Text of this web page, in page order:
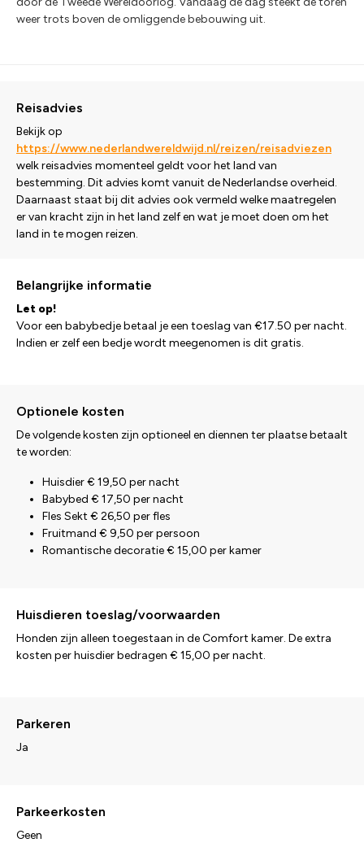
weer trots boven de omliggende bebouwing uit.
Reisadvies
Bekijk op
https://www.nederlandwereldwijd.nl/reizen/reisadviezen
welk reisadvies momenteel geldt voor het land van
bestemming. Dit advies komt vanuit de Nederlandse overheid.
Daarnaast staat bij dit advies ook vermeld welke maatregelen
er van kracht zijn in het land zelf en wat je moet doen om het
land in te mogen reizen.
Belangrijke informatie
Let op!
Voor een babybedje betaal je een toeslag van €17.50 per nacht.
Indien er zelf een bedje wordt meegenomen is dit gratis.
Optionele kosten
De volgende kosten zijn optioneel en diennen ter plaatse betaalt
te worden:
Huisdier € 19,50 per nacht
Babybed € 17,50 per nacht
Fles Sekt € 26,50 per fles
Fruitmand € 9,50 per persoon
Romantische decoratie € 15,00 per kamer
Huisdieren toeslag/voorwaarden
Honden zijn alleen toegestaan in de Comfort kamer. De extra
kosten per huisdier bedragen € 15,00 per nacht.
Parkeren
Ja
Parkeerkosten
Geen